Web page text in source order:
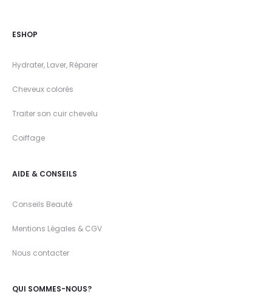
ESHOP
Hydrater, Laver, Réparer
Cheveux colorés
Traiter son cuir chevelu
Coiffage
AIDE & CONSEILS
Conseils Beauté
Mentions Légales & CGV
Nous contacter
QUI SOMMES-NOUS?